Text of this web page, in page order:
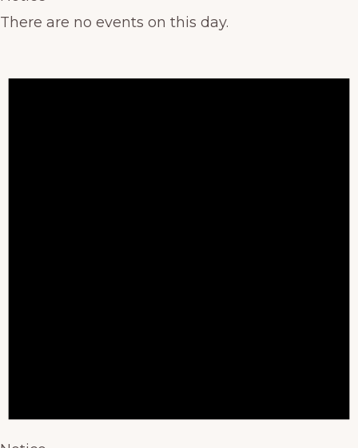
There are no events on this day.